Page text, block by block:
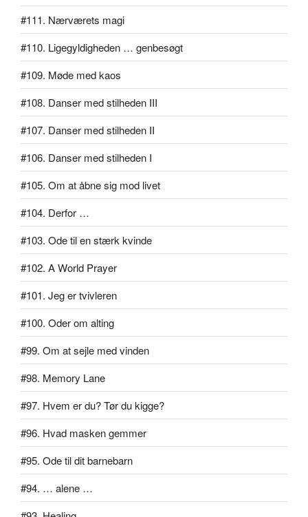
#111. Nærværets magi
#110. Ligegyldigheden … genbesøgt
#109. Møde med kaos
#108. Danser med stilheden III
#107. Danser med stilheden II
#106. Danser med stilheden I
#105. Om at åbne sig mod livet
#104. Derfor …
#103. Ode til en stærk kvinde
#102. A World Prayer
#101. Jeg er tvivleren
#100. Oder om alting
#99. Om at sejle med vinden
#98. Memory Lane
#97. Hvem er du? Tør du kigge?
#96. Hvad masken gemmer
#95. Ode til dit barnebarn
#94. … alene …